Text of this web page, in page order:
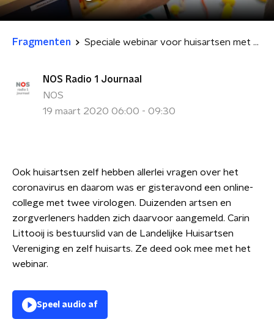
Fragmenten Speciale webinar voor huisartsen met vragen over corona
NOS Radio 1 Journaal
NOS
19 maart 2020 06:00 - 09:30
Ook huisartsen zelf hebben allerlei vragen over het
coronavirus en daarom was er gisteravond een online-
college met twee virologen. Duizenden artsen en
zorgverleners hadden zich daarvoor aangemeld. Carin
Littooij is bestuurslid van de Landelijke Huisartsen
Vereniging en zelf huisarts. Ze deed ook mee met het
webinar.
Speel audio af